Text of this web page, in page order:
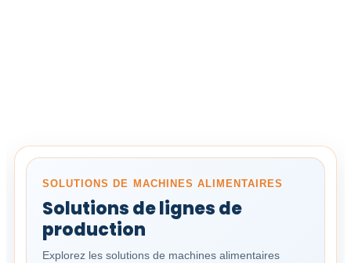
SOLUTIONS DE MACHINES ALIMENTAIRES
Solutions de lignes de
production
Explorez les solutions de machines alimentaires